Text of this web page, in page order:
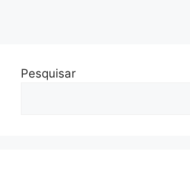
Pesquisar